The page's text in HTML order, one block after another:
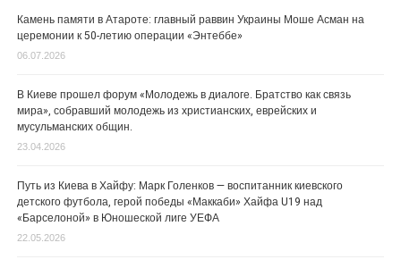
Камень памяти в Атароте: главный раввин Украины Моше Асман на
церемонии к 50-летию операции «Энтеббе»
06.07.2026
В Киеве прошел форум «Молодежь в диалоге. Братство как связь
мира», собравший молодежь из христианских, еврейских и
мусульманских общин.
23.04.2026
Путь из Киева в Хайфу: Марк Голенков — воспитанник киевского
детского футбола, герой победы «Маккаби» Хайфа U19 над
«Барселоной» в Юношеской лиге УЕФА
22.05.2026